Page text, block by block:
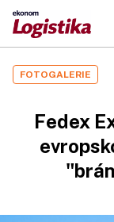
FOTOGALERIE
Fedex